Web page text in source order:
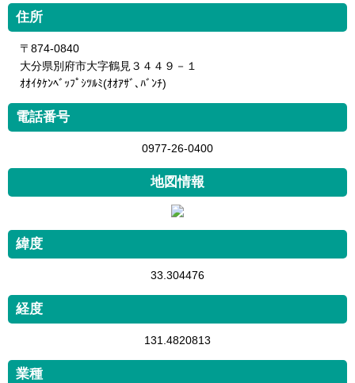
住所
〒874-0840
大分県別府市大字鶴見３４４９－１
ｵｵｲﾀｹﾝﾍﾞｯﾌﾟｼﾂﾙﾐ(ｵｵｱｻﾞ､ﾊﾞﾝﾁ)
電話番号
0977-26-0400
地図情報
緯度
33.304476
経度
131.4820813
業種